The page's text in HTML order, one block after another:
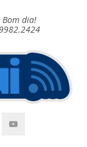
Bom dia!